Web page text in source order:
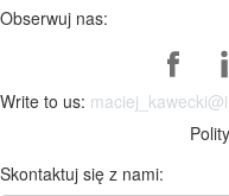
Obserwuj nas:
Write to us:
Skontaktuj się z nami: